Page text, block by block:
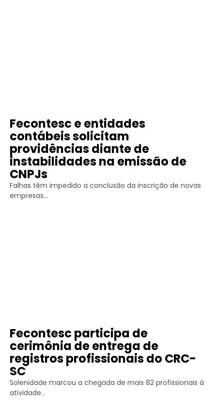
Fecontesc e entidades
contábeis solicitam
providências diante de
instabilidades na emissão de
CNPJs
Falhas têm impedido a conclusão da inscrição de novas
empresas...
Fecontesc participa de
cerimônia de entrega de
registros profissionais do CRC-
SC
Solenidade marcou a chegada de mais 82 profissionais à
atividade...